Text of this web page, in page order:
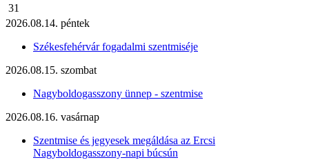
31
2026.08.14. péntek
Székesfehérvár fogadalmi szentmiséje
2026.08.15. szombat
Nagyboldogasszony ünnep - szentmise
2026.08.16. vasárnap
Szentmise és jegyesek megáldása az Ercsi
Nagyboldogasszony-napi búcsún